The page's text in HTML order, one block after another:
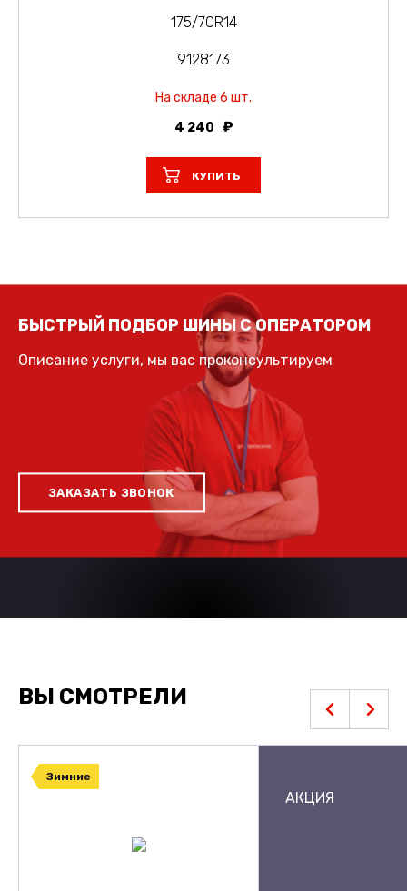
175/70R14
9128173
На складе 6 шт.
4 240
КУПИТЬ
БЫСТРЫЙ ПОДБОР ШИНЫ С ОПЕРАТОРОМ
Описание услуги, мы вас проконсультируем
ЗАКАЗАТЬ ЗВОНОК
ВЫ СМОТРЕЛИ
Зимние
АКЦИЯ